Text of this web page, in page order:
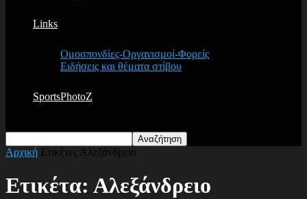
Links
Ομοσπονδίες-Οργανισμοί-Φορείς
Ειδήσεις και θέματα στίβου
SportsPhotoZ
Αρχική Ετικέτες Αλεξάνδρειο
Ετικέτα: Αλεξάνδρειο